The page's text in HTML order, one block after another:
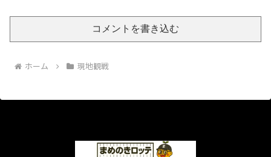
コメントを書き込む
ホーム 現地観戦